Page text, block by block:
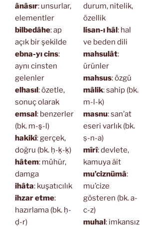
ânâsır: unsurlar,
elementler
bilbedâhe: ap
açık bir şekilde
ebna-yı cins:
aynı cinsten
gelenler
elhasıl : özetle,
sonuç olarak
emsal : benzerler
(bk. m-s̱-l)
hakikî: gerçek,
doğru (bk. ḥ-ḳ-ḳ)
hâtem: mühür,
damga
ihâta: kuşatıcılık
ihzar etme:
hazırlama (bk. ḥ-
ḍ-r)
durum, nitelik,
özellik
lisan-ı hâl : hal
ve beden dili
mahsulât:
ürünler
mahsus: özgü
mâlik: sahip (bk.
m-l-k)
masnu: san’at
eseri varlık (bk.
ṣ-n-a)
mîrî: devlete,
kamuya âit
mu’ciznümâ:
mu’cize
gösteren (bk. a-
c-z)
muhal : imkansız